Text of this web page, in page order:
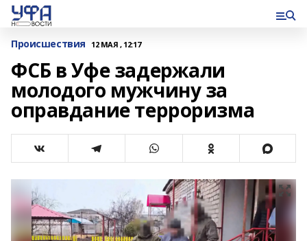
Происшествия 12 МАЯ , 12:17
ФСБ в Уфе задержали
молодого мужчину за
оправдание терроризма